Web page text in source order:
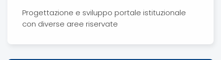
Progettazione e sviluppo portale istituzionale
con diverse aree riservate